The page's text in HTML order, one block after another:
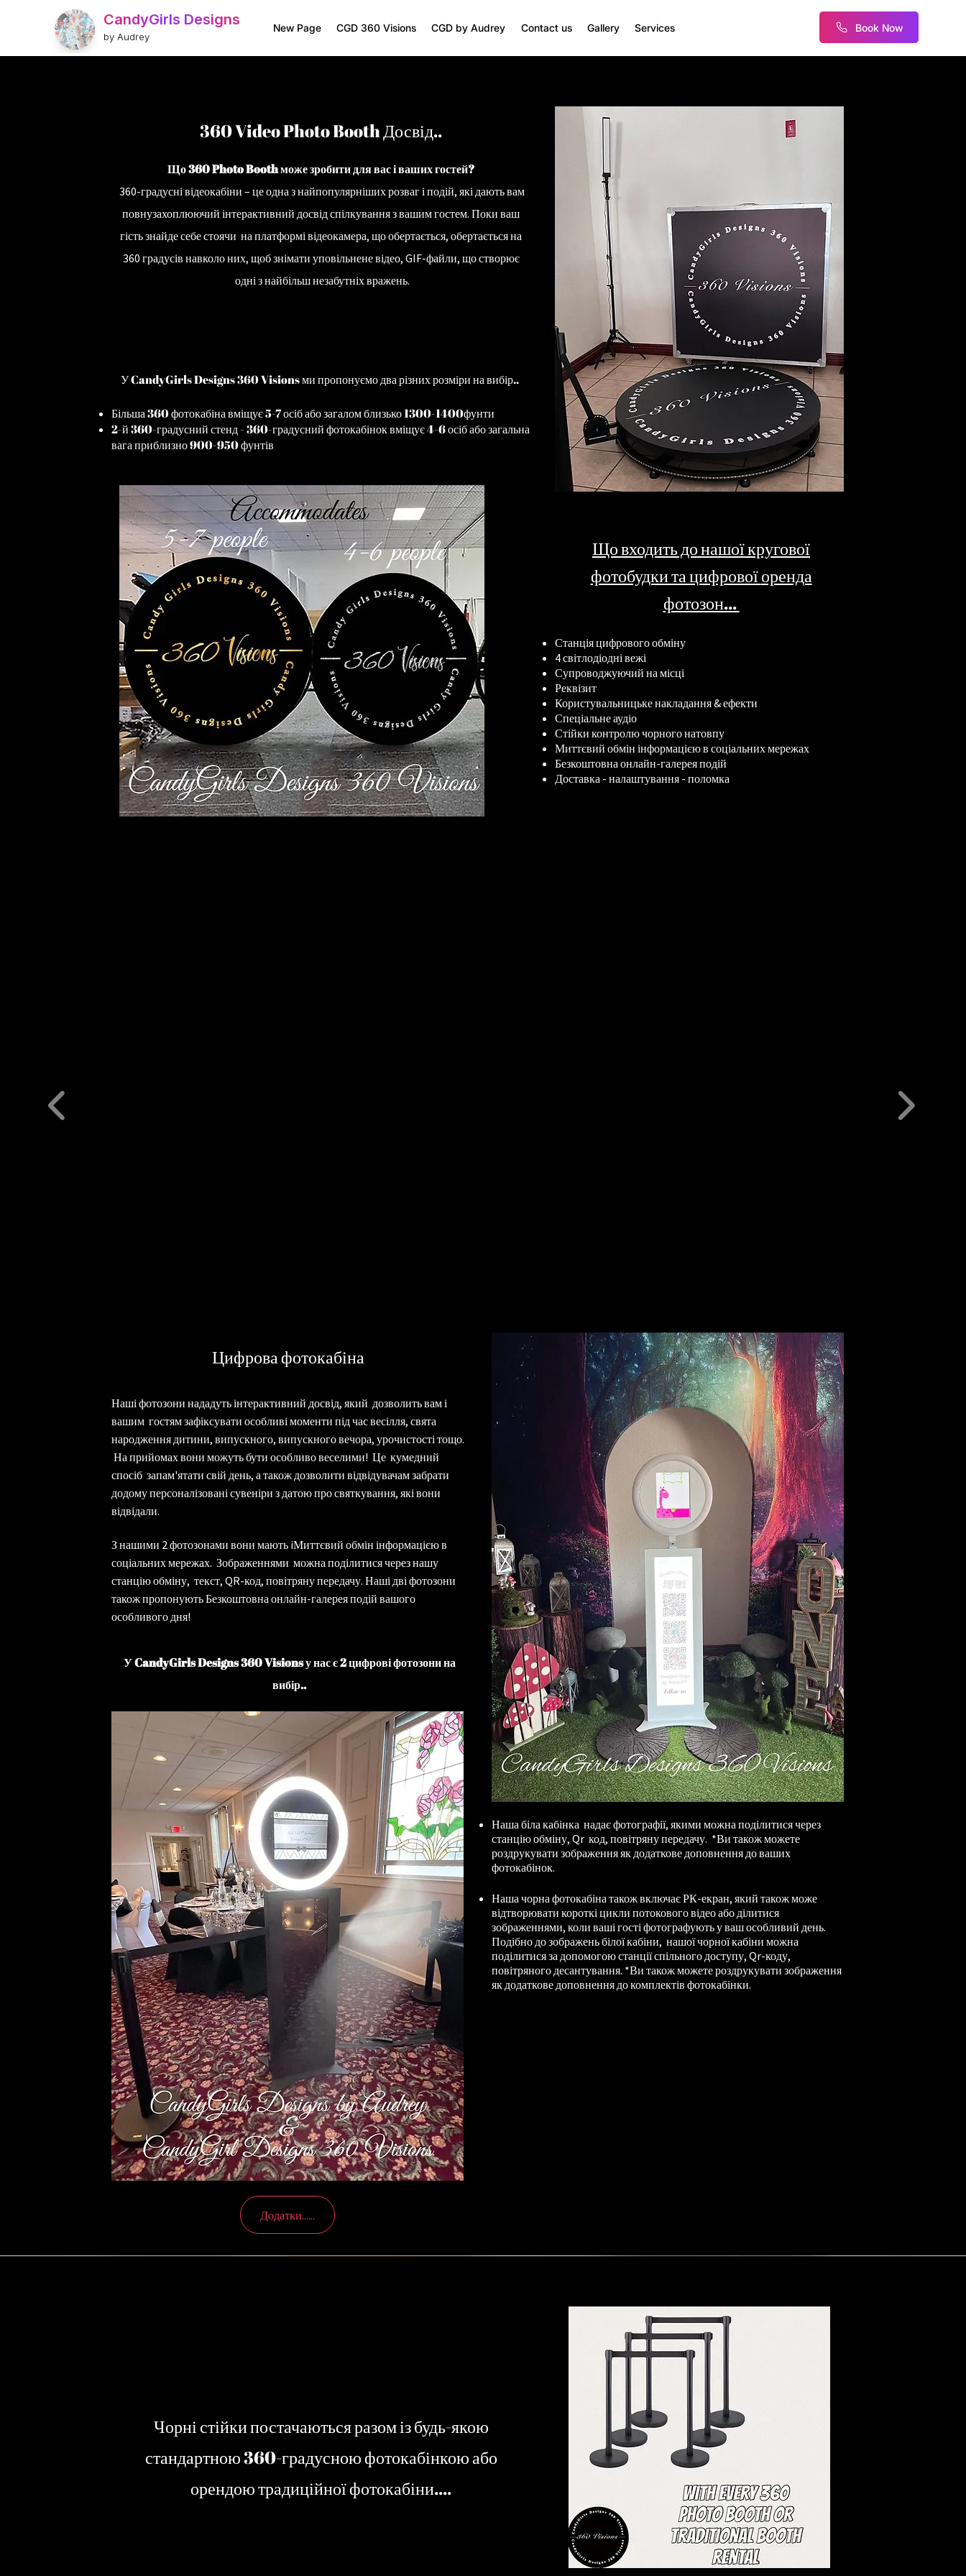
CandyGirls Designs
by Audrey
New Page CGD 360 Visions CGD by Audrey Contact us Gallery Services Book Now
360 Video Photo Booth Досвід..
Що 360 Photo Booth може зробити для вас і ваших гостей?
360-градусні відеокабіни – це одна з найпопулярніших розваг і подій, які дають вам
повнузахоплюючий інтерактивний досвід спілкування з вашим гостем. Поки ваш
гість знайде себестоячи на платформі відеокамера, що обертається, обертається на
360 градусів навколо них, щоб знімати уповільнене відео, GIF-файли, що створює
одні з найбільш незабутніх вражень.
У CandyGirls Designs 360 Visions ми пропонуємо два різних розміри на вибір..
Більша 360 фотокабіна вміщує 5-7 осіб або загалом близько 1300-1400фунти
2-й 360-градусний стенд - 360-градусний фотокабінок вміщує 4-6 осіб або загальна
вага приблизно 900-950 фунтів
Що входить до нашої кругової
фотобудки та цифровоїоренда
фотозон...
Станція цифрового обміну
4 світлодіодні вежі
Супроводжуючий на місці
Реквізит
Користувальницьке накладання & ефекти
Спеціальне аудіо
Стійки контролю чорного натовпу
Миттєвий обмін інформацією в соціальних мережах
Безкоштовна онлайн-галерея подій
Доставка - налаштування - поломка
Цифрова фотокабіна
Наші фотозони нададуть інтерактивний досвід, який дозволить вам і
вашим гостям зафіксувати особливі моменти під час весілля, свята
народження дитини, випускного, випускного вечора, урочистості тощо.
На прийомах вони можуть бути особливо веселими! Це кумедний
спосіб запам'ятати свій день, а також дозволити відвідувачам забрати
додому персоналізовані сувеніри з датою про святкування, які вони
відвідали.
З нашими 2 фотозонами вони мають iМиттєвий обмін інформацією в
соціальних мережах. Зображеннями можна поділитися через нашу
станцію обміну, текст, QR-код, повітряну передачу. Наші дві фотозони
також пропонуютьБезкоштовна онлайн-галерея подій вашого
особливого дня!
У CandyGirls Designs 360 Visions у нас є 2 цифрові фотозони на
вибір..
Додатки......
Наша біла кабінка надає фотографії, якими можна поділитися через
станцію обміну, Qr код, повітряну передачу. *Ви також можете
роздрукувати зображення як додаткове доповнення до ваших
фотокабінок.
Наша чорна фотокабіна також включає РК-екран, який також може
відтворювати короткі цикли потокового відео або ділитися
зображеннями, коли ваші гості фотографують у ваш особливий день.
Подібно до зображень білої кабіни, нашої чорної кабіни можна
поділитися за допомогою станції спільного доступу, Qr-коду,
повітряного десантування. *Ви також можете роздрукувати зображення
як додаткове доповнення до комплектів фотокабінки.
Чорні стійки постачаються разом із будь-якою
стандартною 360-градусною фотокабінкою або
орендою традиційної фотокабіни....